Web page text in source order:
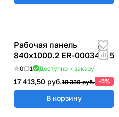
Рабочая панель
840х1000.2 ER-00034685
0 1 Доступно к заказу
17 413,50 руб.18 330 руб. -5%
В корзину